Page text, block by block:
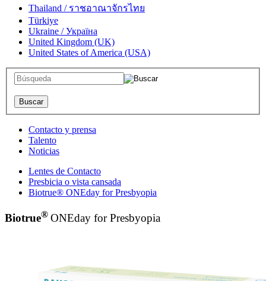
Thailand / ราชอาณาจักรไทย
Türkiye
Ukraine / Україна
United Kingdom (UK)
United States of America (USA)
Contacto y prensa
Talento
Noticias
Lentes de Contacto
Presbicia o vista cansada
Biotrue® ONEday for Presbyopia
Biotrue® ONEday for Presbyopia